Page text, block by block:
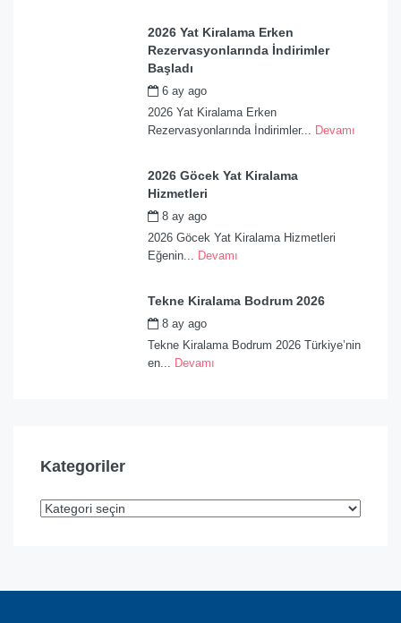
2026 Yat Kiralama Erken
Rezervasyonlarında İndirimler
Başladı
6 ay ago
2026 Yat Kiralama Erken
Rezervasyonlarında İndirimler...
Devamı
2026 Göcek Yat Kiralama
Hizmetleri
8 ay ago
2026 Göcek Yat Kiralama Hizmetleri
Eğenin...
Devamı
Tekne Kiralama Bodrum 2026
8 ay ago
Tekne Kiralama Bodrum 2026 Türkiye’nin
en...
Devamı
Kategoriler